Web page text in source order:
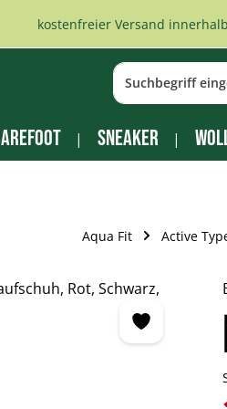
kostenfreier Versand
Sneaker
Aqua Fit Active